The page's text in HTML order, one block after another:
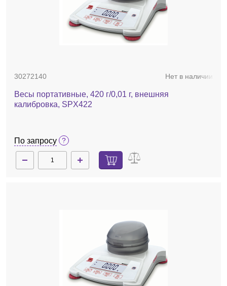
30272140 Нет в наличии
Весы портативные, 420 г/0,01 г, внешняя
калибровка, SPX422
По запросу